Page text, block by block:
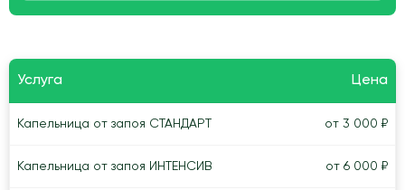
Услуга Цена
Капельница от запоя СТАНДАРТ от 3 000 ₽
Капельница от запоя ИНТЕНСИВ от 6 000 ₽